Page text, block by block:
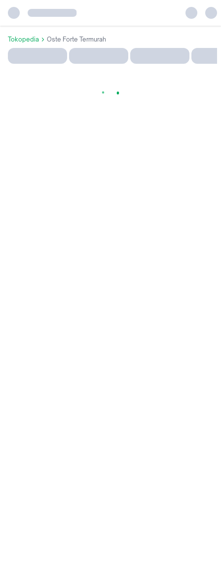
Tokopedia Oste Forte Termurah